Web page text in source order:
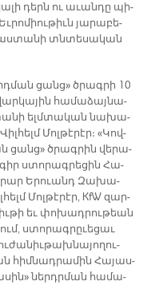
դերն ու ա­ւան­դը պի­
յա­րա­բե­
տնտե­սա­կան
ցանց» ծրագ­րի 10
վար­կա­յին հա­մա­ձայ­նա­
ելմ­տա­կան նա­խա­
Մոլ­թէ­րէր։ «Կով­
ցանց» ծրագ­րին վե­րա­
ստո­րագ­րե­ցին Հա­
Ե­րուանդ Զա­խա­
Մոլ­թէ­րէր, KfW զար­
եւ փո­խադ­րու­թեան
ստո­րագ­րըւե­ցաւ
հիմ­նադ­րա­մին Հա­յաս­
ներդր­ման հա­մա­